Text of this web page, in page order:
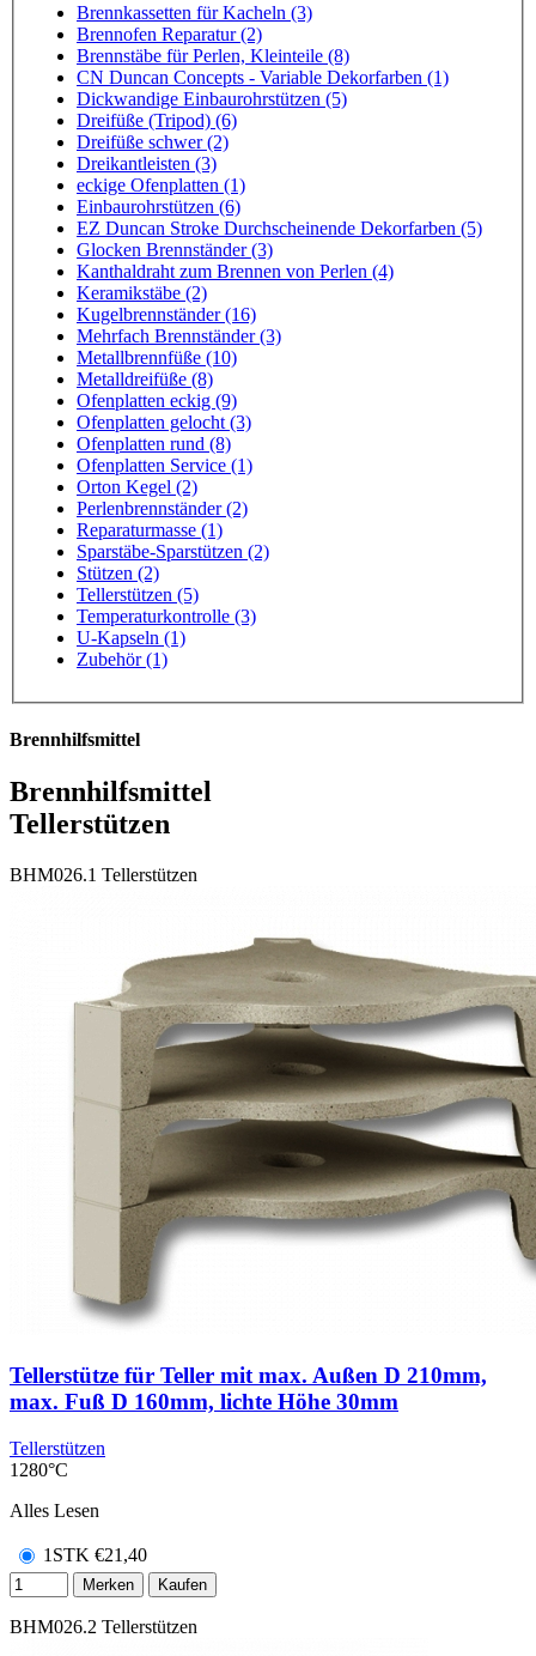
Brennkassetten für Kacheln (3)
Brennofen Reparatur (2)
Brennstäbe für Perlen, Kleinteile (8)
CN Duncan Concepts - Variable Dekorfarben (1)
Dickwandige Einbaurohrstützen (5)
Dreifüße (Tripod) (6)
Dreifüße schwer (2)
Dreikantleisten (3)
eckige Ofenplatten (1)
Einbaurohrstützen (6)
EZ Duncan Stroke Durchscheinende Dekorfarben (5)
Glocken Brennständer (3)
Kanthaldraht zum Brennen von Perlen (4)
Keramikstäbe (2)
Kugelbrennständer (16)
Mehrfach Brennständer (3)
Metallbrennfüße (10)
Metalldreifüße (8)
Ofenplatten eckig (9)
Ofenplatten gelocht (3)
Ofenplatten rund (8)
Ofenplatten Service (1)
Orton Kegel (2)
Perlenbrennständer (2)
Reparaturmasse (1)
Sparstäbe-Sparstützen (2)
Stützen (2)
Tellerstützen (5)
Temperaturkontrolle (3)
U-Kapseln (1)
Zubehör (1)
Brennhilfsmittel
Brennhilfsmittel
Tellerstützen
BHM026.1 Tellerstützen
Tellerstütze für Teller mit max. Außen D 210mm,
max. Fuß D 160mm, lichte Höhe 30mm
Tellerstützen
1280°C
Alles Lesen
1STK €21,40
Merken Kaufen
BHM026.2 Tellerstützen